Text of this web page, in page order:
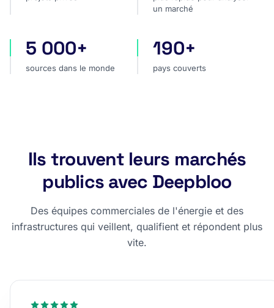
un marché
sources dans le monde
5 000+
sources dans le monde
pays couverts
190+
pays couverts
Ils trouvent leurs marchés
publics avec Deepbloo
Des équipes commerciales de l'énergie et des
infrastructures qui veillent, qualifient et répondent plus
vite.